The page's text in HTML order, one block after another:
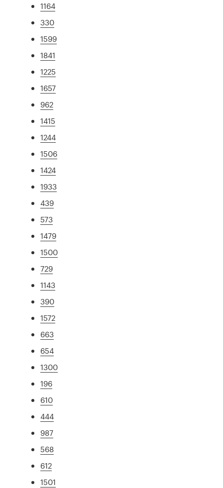
1164
330
1599
1841
1225
1657
962
1415
1244
1506
1424
1933
439
573
1479
1500
729
1143
390
1572
663
654
1300
196
610
444
987
568
612
1501